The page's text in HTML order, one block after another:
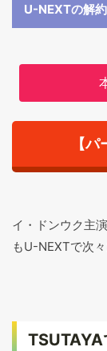
U-NEXTの解
【
イ・ドンウク主
もU-NEXTで次
TSUTAYA